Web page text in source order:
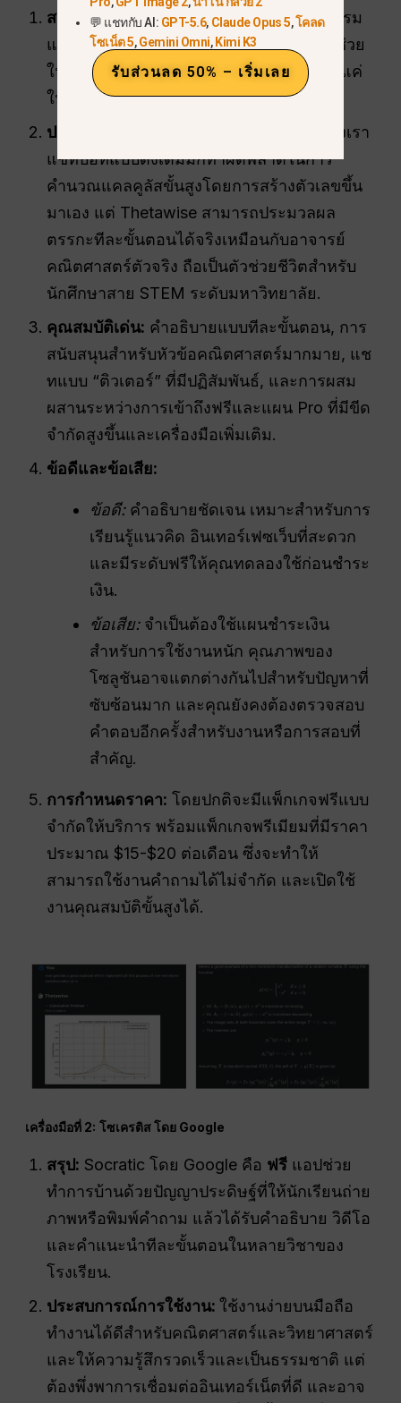
สรุป: ThetaWise.ai เป็นติวเตอร์และโปรแกรม
แก้โจทย์คณิตศาสตร์ด้วยปัญญาประดิษฐ์ที่ช่วย
ให้คุณเข้าใจวิธีแก้ปัญหาทีละขั้นตอน ไม่ใช่แค่
ให้คำตอบสุดท้ายเท่านั้น.
ประสบการณ์การใช้งาน:
ในการทดสอบของเรา
แชทบอทแบบดั้งเดิมมักทำผิดพลาดในการ
คำนวณแคลคูลัสขั้นสูงโดยการสร้างตัวเลขขึ้น
มาเอง แต่ Thetawise สามารถประมวลผล
ตรรกะทีละขั้นตอนได้จริงเหมือนกับอาจารย์
คณิตศาสตร์ตัวจริง ถือเป็นตัวช่วยชีวิตสำหรับ
นักศึกษาสาย STEM ระดับมหาวิทยาลัย.
คุณสมบัติเด่น: คำอธิบายแบบทีละขั้นตอน, การ
สนับสนุนสำหรับหัวข้อคณิตศาสตร์มากมาย, แช
ทแบบ “ติวเตอร์” ที่มีปฏิสัมพันธ์, และการผสม
ผสานระหว่างการเข้าถึงฟรีและแผน Pro ที่มีขีด
จำกัดสูงขึ้นและเครื่องมือเพิ่มเติม.
ข้อดีและข้อเสีย:
ข้อดี:คำอธิบายชัดเจน เหมาะสำหรับการ
เรียนรู้แนวคิด อินเทอร์เฟซเว็บที่สะดวก
และมีระดับฟรีให้คุณทดลองใช้ก่อนชำระ
เงิน.
ข้อเสีย:จำเป็นต้องใช้แผนชำระเงิน
สำหรับการใช้งานหนัก คุณภาพของ
โซลูชันอาจแตกต่างกันไปสำหรับปัญหาที่
ซับซ้อนมาก และคุณยังคงต้องตรวจสอบ
คำตอบอีกครั้งสำหรับงานหรือการสอบที่
สำคัญ.
การกำหนดราคา: โดยปกติจะมีแพ็กเกจฟรีแบบ
จำกัดให้บริการ พร้อมแพ็กเกจพรีเมียมที่มีราคา
ประมาณ $15-$20 ต่อเดือน ซึ่งจะทำให้
สามารถใช้งานคำถามได้ไม่จำกัด และเปิดใช้
งานคุณสมบัติขั้นสูงได้.
เครื่องมือที่ 2: โซเครติส โดย Google
สรุป: Socratic โดย Google คือ ฟรี แอปช่วย
ทำการบ้านด้วยปัญญาประดิษฐ์ที่ให้นักเรียนถ่าย
ภาพหรือพิมพ์คำถาม แล้วได้รับคำอธิบาย วิดีโอ
และคำแนะนำทีละขั้นตอนในหลายวิชาของ
โรงเรียน.
ประสบการณ์การใช้งาน:ใช้งานง่ายบนมือถือ
ทำงานได้ดีสำหรับคณิตศาสตร์และวิทยาศาสตร์
และให้ความรู้สึกรวดเร็วและเป็นธรรมชาติ แต่
ต้องพึ่งพาการเชื่อมต่ออินเทอร์เน็ตที่ดี และอาจ
💬 แชทกับ AI: GPT-5.6, Claude Opus 5,โคลด
โซเน็ต 5,Gemini Omni,Kimi K3
รับส่วนลด 50% – เริ่มเลย